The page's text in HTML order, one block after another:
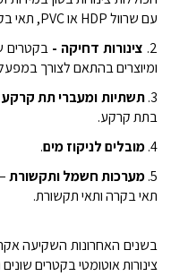
עם שרוול HDP או PVC, תאי בקרה תואמים ותחנות שאיבה.
2. צינורות דחיקה - בקטרים
ומיוצרים בהתאם לצורך
3. תשתיות ומעברי תת קרקע
בתת קרקע.
4. מובלים לניקוז מים.
5. מערכות חשמל ותקשורת
תאי בקרה ותאי תקשורת.
בשנים האחרונות השקיעה
צינורות אוטומטי בקטרים